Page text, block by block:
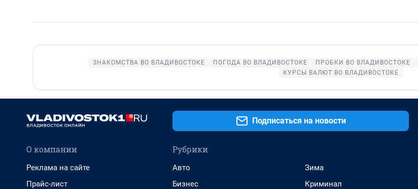
ЗНАКОМСТВА ВО ВЛАДИВОСТОКЕ ПОГОДА ВО ВЛАДИВОСТОКЕ ПРОБКИ ВО ВЛАДИВОСТОКЕ
КУРСЫ ВАЛЮТ ВО ВЛАДИВОСТОКЕ
Подписаться на новости
О компании
Реклама на сайте
Прайс-лист
Рубрики
Авто
Бизнес
Зима
Криминал